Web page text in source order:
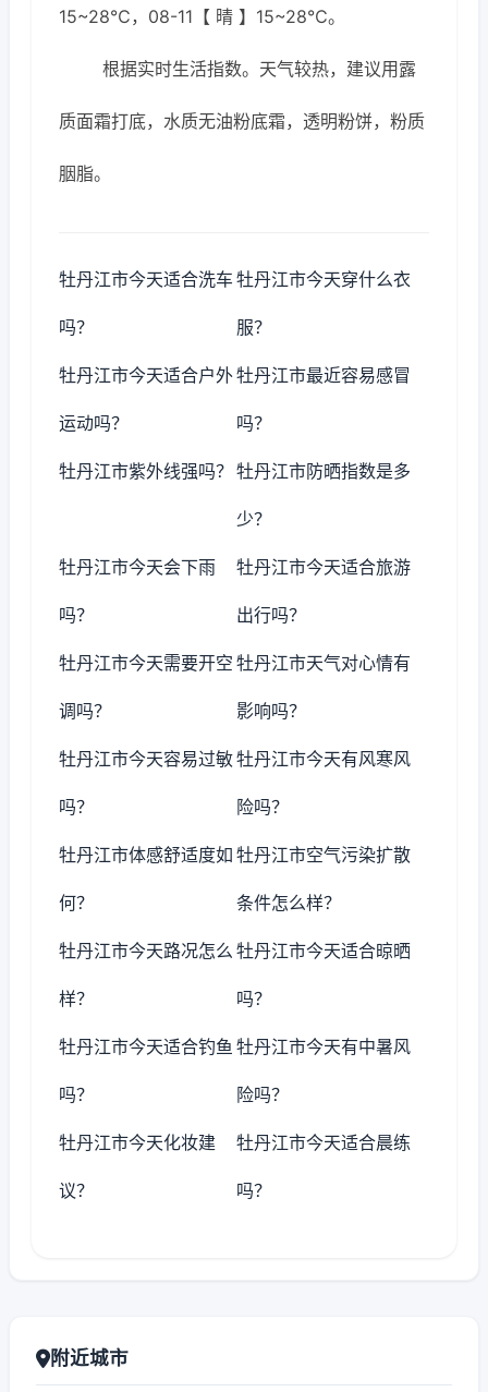
15~28℃，08-11【 晴 】15~28℃。
根据实时生活指数。天气较热，建议用露
质面霜打底，水质无油粉底霜，透明粉饼，粉质
胭脂。
牡丹江市今天适合洗车
吗？
牡丹江市今天穿什么衣
服？
牡丹江市今天适合户外
运动吗？
牡丹江市最近容易感冒
吗？
牡丹江市紫外线强吗？ 牡丹江市防晒指数是多
少？
牡丹江市今天会下雨
吗？
牡丹江市今天适合旅游
出行吗？
牡丹江市今天需要开空
调吗？
牡丹江市天气对心情有
影响吗？
牡丹江市今天容易过敏
吗？
牡丹江市今天有风寒风
险吗？
牡丹江市体感舒适度如
何？
牡丹江市空气污染扩散
条件怎么样？
牡丹江市今天路况怎么
样？
牡丹江市今天适合晾晒
吗？
牡丹江市今天适合钓鱼
吗？
牡丹江市今天有中暑风
险吗？
牡丹江市今天化妆建
议？
牡丹江市今天适合晨练
吗？
附近城市